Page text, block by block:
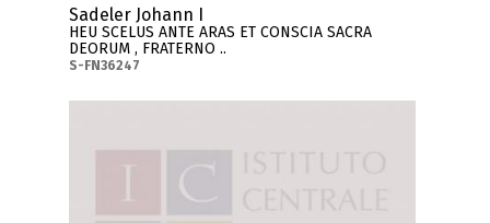
Sadeler Johann I
HEU SCELUS ANTE ARAS ET CONSCIA SACRA
DEORUM , FRATERNO ..
S-FN36247